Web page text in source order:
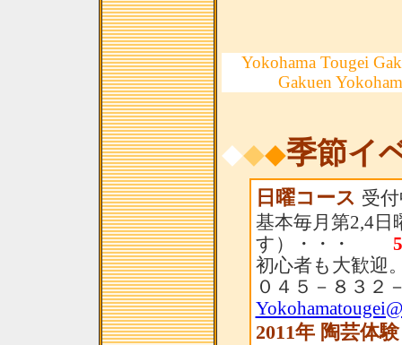
Yokohama Tougei
Gakuen
◆◆◆季節イ
日曜コース 受
基本毎月第2,4
す）・・・
初心者も大歓迎
０４５－８３２
2011年 陶芸体